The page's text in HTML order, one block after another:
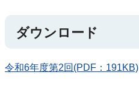
ダウンロード
令和6年度第2回(PDF：191KB)